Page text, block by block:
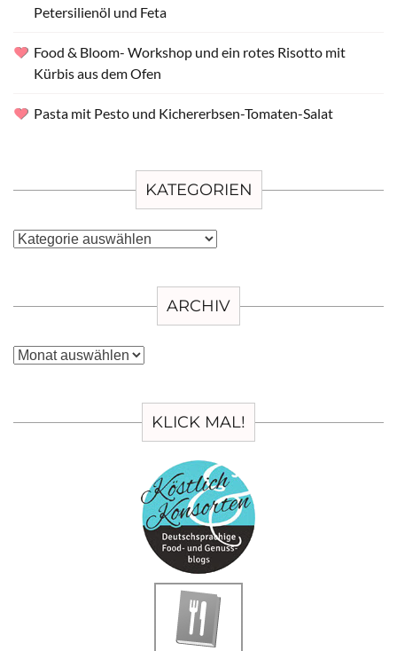
Petersilienöl und Feta
Food & Bloom- Workshop und ein rotes Risotto mit
Kürbis aus dem Ofen
Pasta mit Pesto und Kichererbsen-Tomaten-Salat
KATEGORIEN
Kategorien
ARCHIV
Archiv
KLICK MAL!